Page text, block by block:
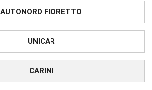
AUTONORD FIORETTO
UNICAR
CARINI